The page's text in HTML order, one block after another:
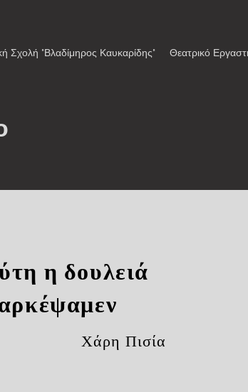
Σχολή "Βλαδίμηρος Καυκαρίδης" Θεατρικό
η δουλειά
Χάρη Πισία